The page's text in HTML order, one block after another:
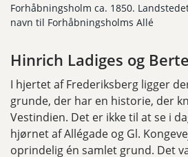
Forhåbningsholm ca. 1850.
navn til Forhåbningsholms Allé
Hinrich Ladiges og
I hjertet af Frederiksberg ligger
grunde, der har en historie, der
Vestindien. Det er ikke til at se i
hjørnet af Allégade og Gl.
oprindelig én samlet grund. Det